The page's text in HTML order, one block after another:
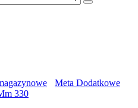
Meta Dodatkowe
330